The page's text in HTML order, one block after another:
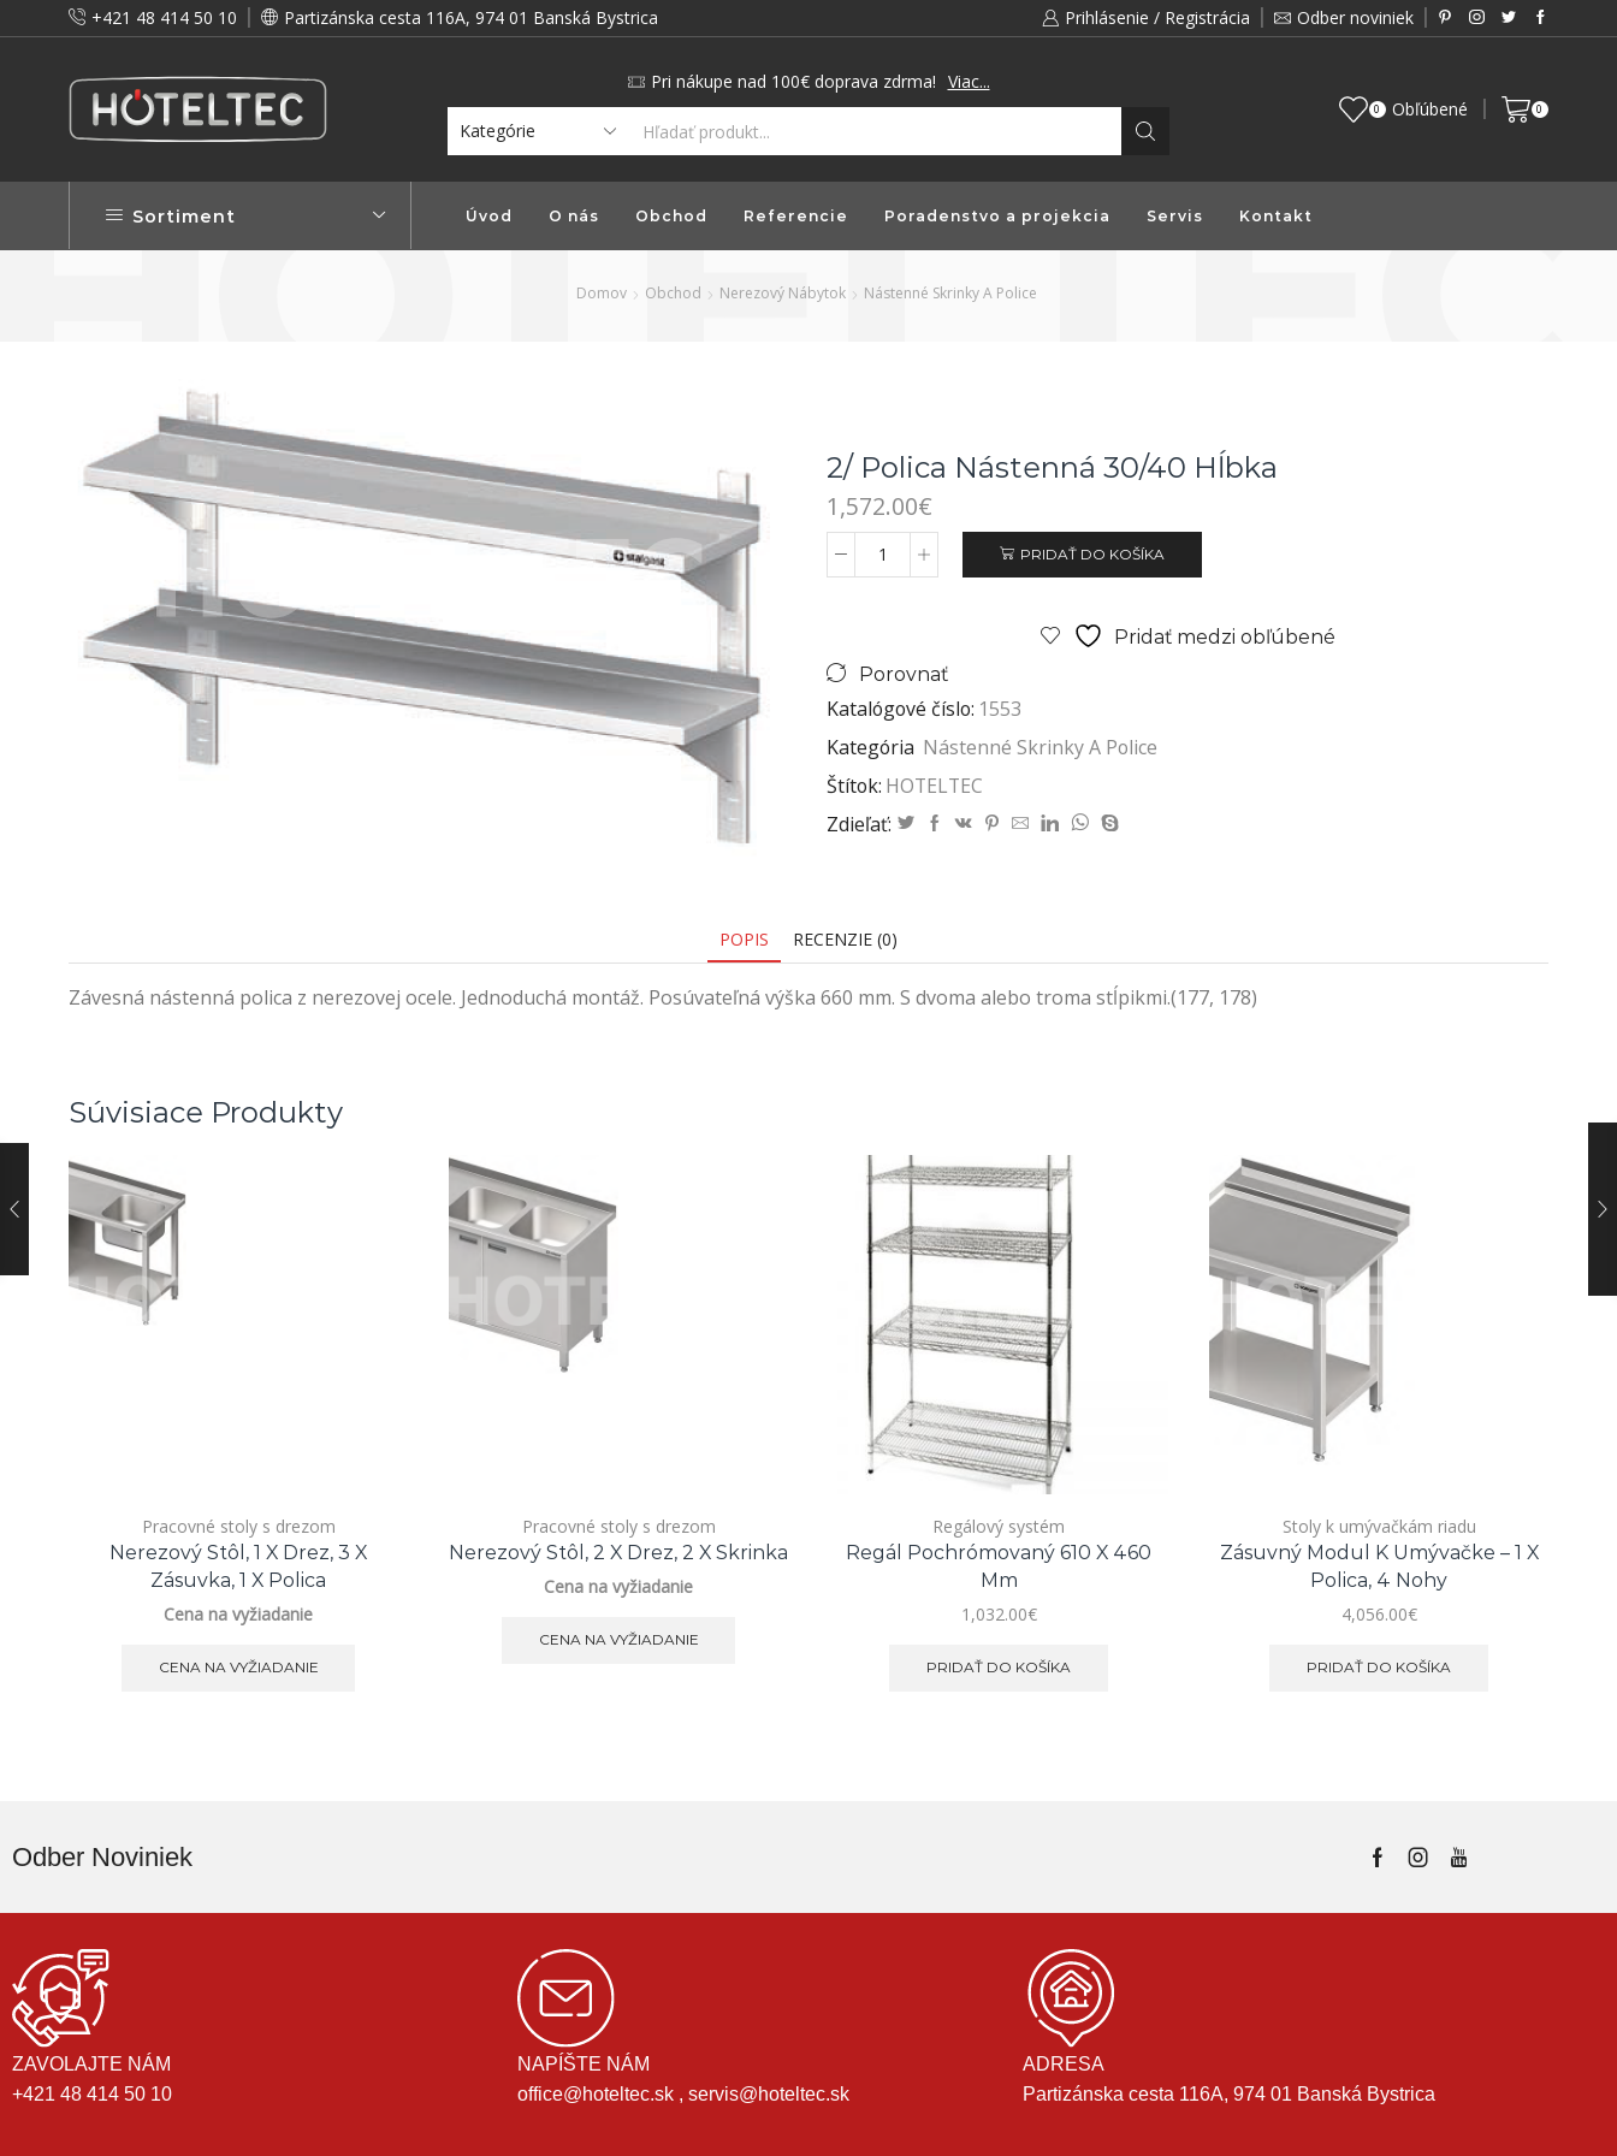
+421 48 414 50 10 Partizánska cesta 116A, 974 01 Banská Bystrica Prihlásenie / Registrácia Odber noviniek
a preto vám prinášame vernostné zľavy! Pri nákupe nad 100€ doprava zdrma! Viac...
0 Obľúbené 0
Sortiment Úvod O nás Obchod Referencie Poradenstvo a projekcia Servis Kontakt
Domov Obchod Nerezový Nábytok Nástenné Skrinky A Police
2/ Polica Nástenná 30/40 Hĺbka
1,572.00€
PRIDAŤ DO KOŠÍKA
Pridať medzi obľúbené
Porovnať
Katalógové číslo: 1553
Kategória Nástenné Skrinky A Police
Štítok: HOTELTEC
Zdieľať:
POPIS RECENZIE (0)
Závesná nástenná polica z nerezovej ocele. Jednoduchá montáž. Posúvateľná výška 660 mm. S dvoma alebo troma stĺpikmi.(177, 178)
Súvisiace Produkty
Pracovné stoly s drezom
Nerezový Stôl, 1 X Drez, 3 X
Zásuvka, 1 X Polica
Cena na vyžiadanie
CENA NA VYŽIADANIE
Pracovné stoly s drezom
Nerezový Stôl, 2 X Drez, 2 X Skrinka
Cena na vyžiadanie
CENA NA VYŽIADANIE
Regálový systém
Regál Pochrómovaný 610 X 460
Mm
1,032.00€
PRIDAŤ DO KOŠÍKA
Stoly k umývačkám riadu
Zásuvný Modul K Umývačke – 1 X
Polica, 4 Nohy
4,056.00€
PRIDAŤ DO KOŠÍKA
Odber Noviniek
ZAVOLAJTE NÁM
+421 48 414 50 10
NAPÍŠTE NÁM
office@hoteltec.sk , servis@hoteltec.sk
ADRESA
Partizánska cesta 116A, 974 01 Banská Bystrica